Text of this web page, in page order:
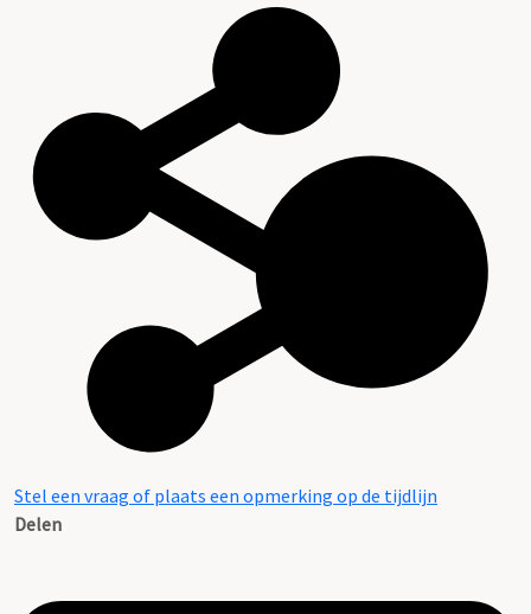
Stel een vraag of plaats een opmerking op de tijdlijn
Delen